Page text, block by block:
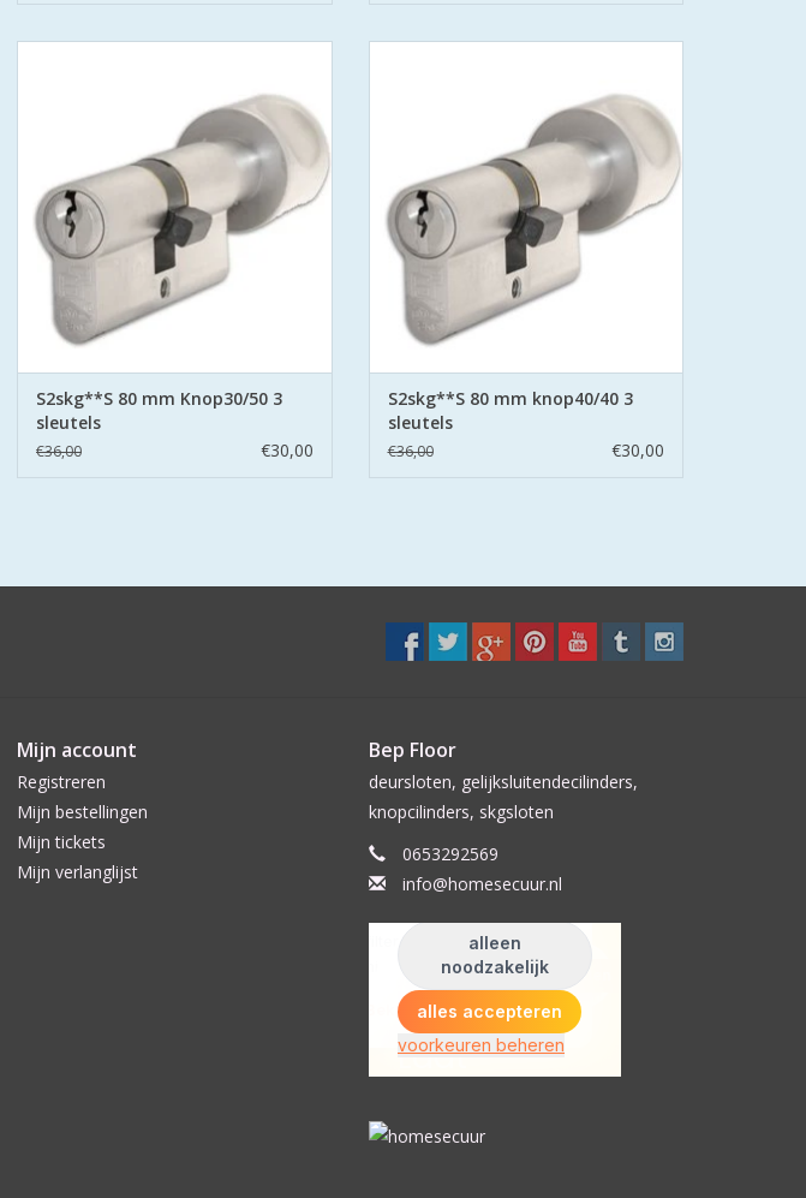
S2 staat voor safe en secure met boor
belemmering aan beide zijden hard stalen
pinnen.
TOEVOEGEN AAN WINKELWAGEN
S2skg**S 80 mm Knop30/50 3
sleutels
€36,00 €30,00
S2 staat voor safe en secure met boor
belemmering aan beide zijden hard stalen
pinnen.
TOEVOEGEN AAN WINKELWAGEN
S2skg**S 80 mm knop40/40 3
sleutels
€36,00 €30,00
Mijn account
Registreren
Mijn bestellingen
Mijn tickets
Mijn verlanglijst
Bep Floor
deursloten, gelijksluitendecilinders,
knopcilinders, skgsloten
0653292569
info@homesecuur.nl